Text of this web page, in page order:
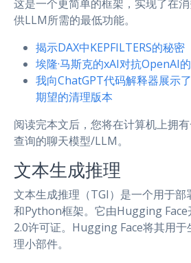
这是一个更简单的框架，实现了在
供LLM所需的最低功能。
揭示DAX中KEPFILTERS的秘密
埃隆·马斯克的xAI对抗OpenAI
我向ChatGPT代码解释器展示
期望的清理版本
阅读完本文后，您将在计算机上拥
查询的聊天模型/LLM。
文本生成推理
文本生成推理（TGI）是一个用于
和Python框架。它由Hugging Face
2.0许可证。Hugging Face将其用于
理小部件。